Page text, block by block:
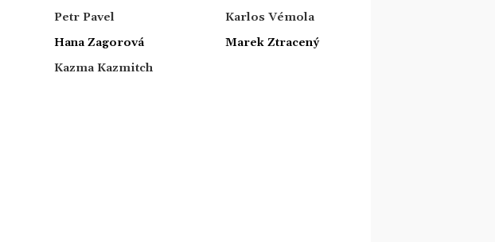
Petr Pavel
Hana Zagorová
Kazma Kazmitch
Karlos Vémola
Marek Ztracený